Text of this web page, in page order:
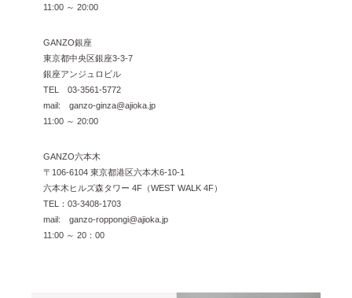
11:00 ～ 20:00
GANZO銀座
東京都中央区銀座3-3-7
銀座アンジュロビル
TEL 03-3561-5772
mail: ganzo-ginza@ajioka.jp
11:00 ～ 20:00
GANZO六本木
〒106-6104 東京都港区六本木6-10-1
六本木ヒルズ森タワー 4F（WEST WALK 4F）
TEL：03-3408-1703
mail: ganzo-roppongi@ajioka.jp
11:00 ～ 20：00